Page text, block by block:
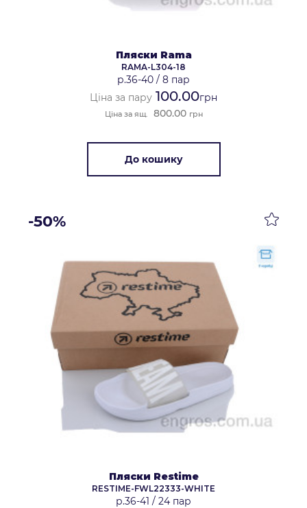
Пляски Rama
RAMA-L304-18
р.36-40 / 8 пар
Ціна за пару 100.00грн
Ціна за ящ. 800.00 грн
До кошику
-50%
Пляски Restime
RESTIME-FWL22333-WHITE
р.36-41 / 24 пар